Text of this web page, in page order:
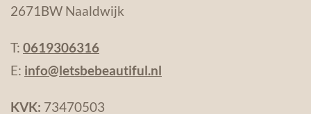
2671BW Naaldwijk
T: 0619306316
E: info@letsbebeautiful.nl
KVK: 73470503